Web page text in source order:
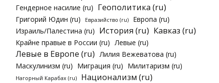
Гендерное насилие (ru) Геополитика (ru)
Григорий Юдин (ru) Евразийство (ru)
Европа (ru)
Израиль/Палестина (ru) История (ru) Кавказ (ru)
Крайне правые в России (ru) Левые (ru)
Левые в Европе (ru) Лилия Вежеватова (ru)
Маскулинизм (ru) Миграция (ru) Милитаризм (ru)
Нагорный Карабах (ru) Национализм (ru)